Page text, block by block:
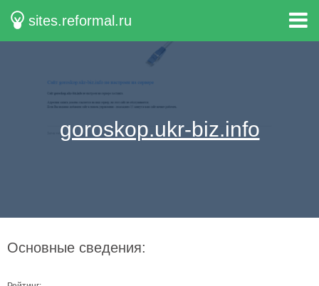
sites.reformal.ru
goroskop.ukr-biz.info
Основные сведения: